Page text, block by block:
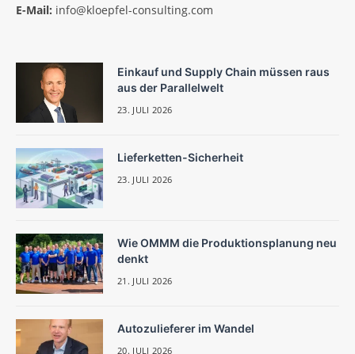
E-Mail: info@kloepfel-consulting.com
Einkauf und Supply Chain müssen raus
aus der Parallelwelt
23. JULI 2026
Lieferketten-Sicherheit
23. JULI 2026
Wie OMMM die Produktionsplanung neu
denkt
21. JULI 2026
Autozulieferer im Wandel
20. JULI 2026